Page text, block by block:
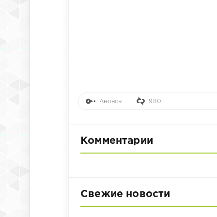
Анонсы 980
Комментарии
Свежие новости